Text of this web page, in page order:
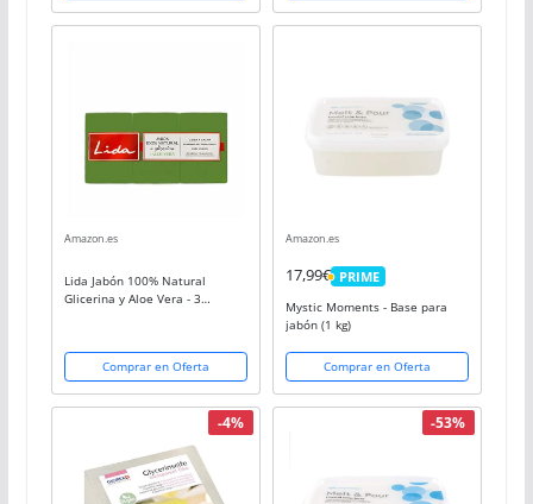
Amazon.es
Lida Jabón 100% Natural
Glicerina y Aloe Vera - 3
Comprar en Oferta
Amazon.es
17,99€ PRIME
PRIME
Mystic Moments - Base para
jabón (1 kg)
Comprar en Oferta
-4% -53%